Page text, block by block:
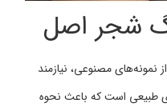
شجر اصل
مصنوعی، نیازمند
طبیعی است که باعث نحوه